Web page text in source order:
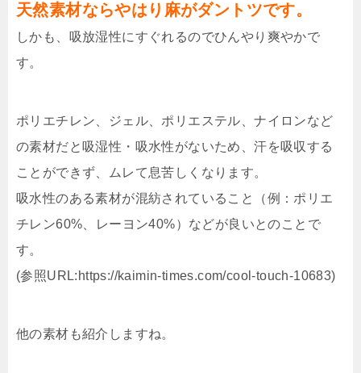
天然素材ならやはり麻がダントツです。
しかも、吸放湿性にすぐれるのでひんやり爽やかで
す。
ポリエチレン、ジェル、ポリエステル、ナイロンなど
の素材だと吸湿性・吸水性がないため、汗を吸収する
ことができず、ムレて息苦しくなります。
吸水性のある素材が混紡されていること（例：ポリエ
チレン60%、レーヨン40%）などが良いとのことで
す。
(参照URL:https://kaimin-times.com/cool-touch-10683)
他の素材も紹介しますね。